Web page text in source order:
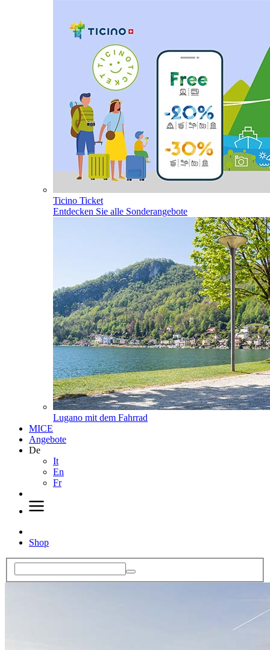
Ticino Ticket
Entdecken Sie alle Sonderangebote
Lugano mit dem Fahrrad
MICE
Angebote
De
It
En
Fr
Shop